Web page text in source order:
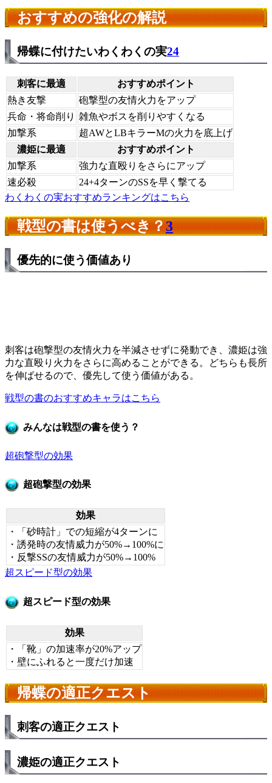
おすすめの強化の解説
帰蝶に付けたいわくわくの実24
刺客に最適
おすすめポイント
熱き友撃
砲撃型の友情火力をアップ
兵命・将命削り 雑魚やボスを削りやすくなる
加撃系
超AWとLBキラーMの火力を底上げ
濃姫に最適
おすすめポイント
加撃系
強力な直殴りをさらにアップ
速必殺
24+4ターンのSSを早く撃てる
わくわくの実おすすめランキングはこちら
戦型の書は使うべき？3
優先的に使う価値あり
刺客は砲撃型の友情火力を半減させずに発動でき、濃姫は強
力な直殴り火力をさらに高めることができる。どちらも長所
を伸ばせるので、優先して使う価値がある。
戦型の書のおすすめキャラはこちら
みんなは戦型の書を使う？
超砲撃型の効果
超砲撃型の効果
効果
・「砂時計」での短縮が4ターンに
・誘発時の友情威力が50%→100%に
・反撃SSの友情威力が50%→100%
超スピード型の効果
超スピード型の効果
効果
・「靴」の加速率が20%アップ
・壁にふれると一度だけ加速
帰蝶の適正クエスト
刺客の適正クエスト
濃姫の適正クエスト